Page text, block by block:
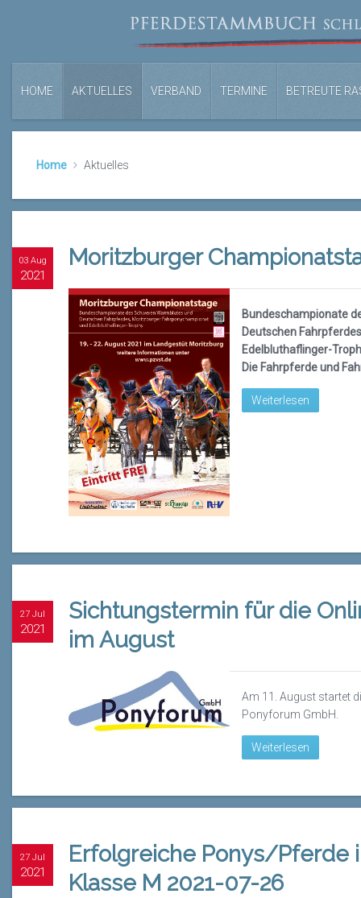
HOME AKTUELLES VERBAND TERMINE BETREUTE
Home Aktuelles
03 Aug
2021
Moritzburger
Bundeschampionate
Deutschen
Edelbluthaflinger-
Die Fahrpferde und
Weiterlesen
27 Jul
2021
Sichtungstermin für die
im August
Am 11. August startet
Ponyforum GmbH.
Weiterlesen
27 Jul
2021
Erfolgreiche Ponys/Pferde
Klasse M 2021-07-26